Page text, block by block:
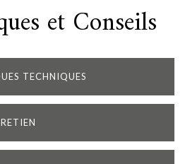
et Conseils
TECHNIQUES